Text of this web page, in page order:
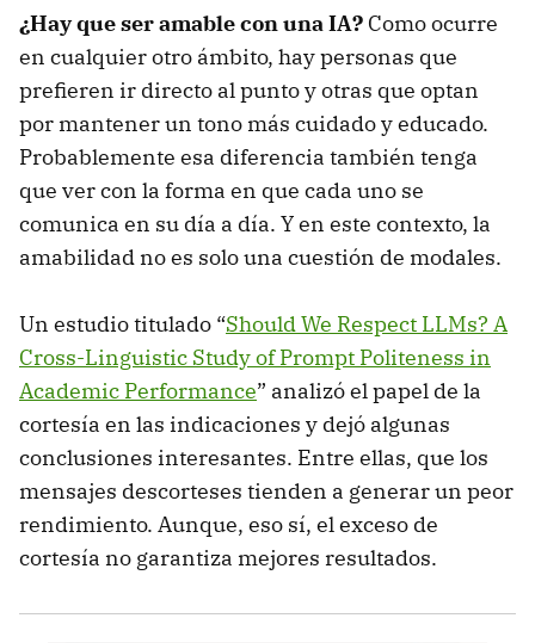
¿Hay que ser amable con una IA? Como ocurre
en cualquier otro ámbito, hay personas que
prefieren ir directo al punto y otras que optan
por mantener un tono más cuidado y educado.
Probablemente esa diferencia también tenga
que ver con la forma en que cada uno se
comunica en su día a día. Y en este contexto, la
amabilidad no es solo una cuestión de modales.
Un estudio titulado “Should We Respect LLMs? A
Cross-Linguistic Study of Prompt Politeness in
Academic Performance” analizó el papel de la
cortesía en las indicaciones y dejó algunas
conclusiones interesantes. Entre ellas, que los
mensajes descorteses tienden a generar un peor
rendimiento. Aunque, eso sí, el exceso de
cortesía no garantiza mejores resultados.